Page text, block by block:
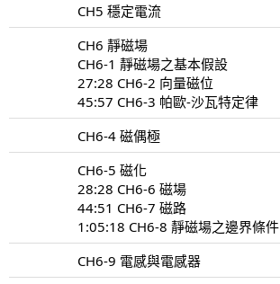
CH5 穩定電流
CH6 靜磁場
CH6-1 靜磁場之基本假設
27:28 CH6-2 向量磁位
45:57 CH6-3 帕歐-沙瓦特定律
CH6-4 磁偶極
CH6-5 磁化
28:28 CH6-6 磁場
44:51 CH6-7 磁路
1:05:18 CH6-8 靜磁場之邊界條件
CH6-9 電感與電感器